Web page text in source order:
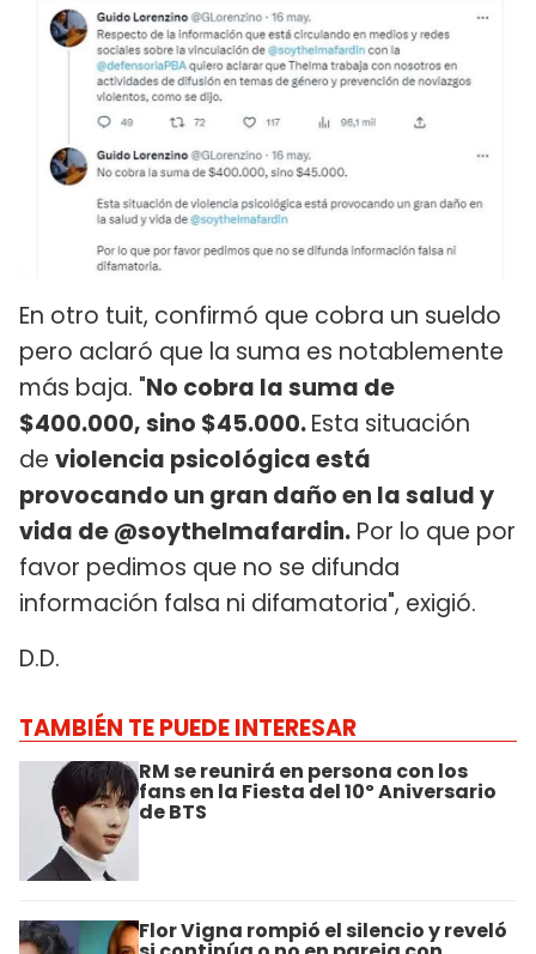
En otro tuit, confirmó que cobra un sueldo
pero aclaró que la suma es notablemente
más baja. "No cobra la suma de
$400.000, sino $45.000.Esta situación
de violencia psicológica está
provocando un gran daño en la salud y
vida de @soythelmafardin. Por lo que por
favor pedimos que no se difunda
información falsa ni difamatoria", exigió.
D.D.
TAMBIÉN TE PUEDE INTERESAR
RM se reunirá en persona con los
fans en la Fiesta del 10º Aniversario
de BTS
Flor Vigna rompió el silencio y reveló